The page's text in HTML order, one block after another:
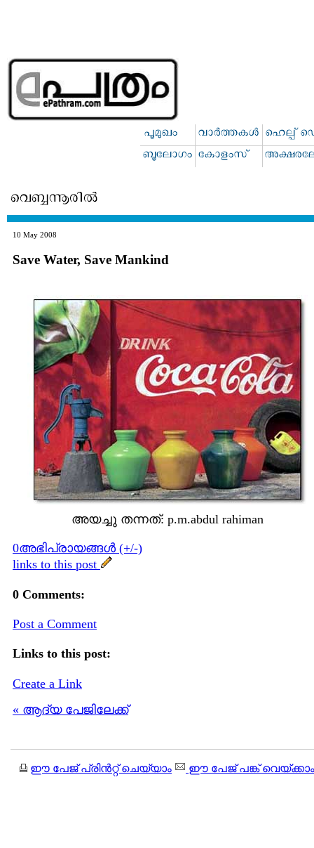
10 May 2008
Save Water, Save Mankind
അയച്ചു തന്നത്: p.m.ab‍dul rahiman
0അഭിപ്രായങ്ങള്‍ (+/-)
links to this post
0 Comments:
Post a Comment
Links to this post:
Create a Link
« ആദ്യ പേജിലേക്ക്
ഈ പേജ് പ്രിന്‍റ്റ് ചെയ്യാം ഈ പേജ് പങ്ക് വെയ്ക്കാം